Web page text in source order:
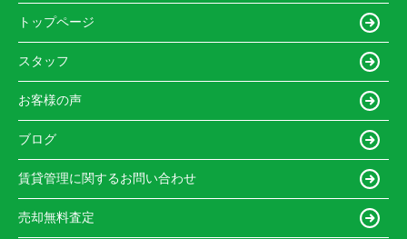
トップページ
スタッフ
お客様の声
ブログ
賃貸管理に関するお問い合わせ
売却無料査定